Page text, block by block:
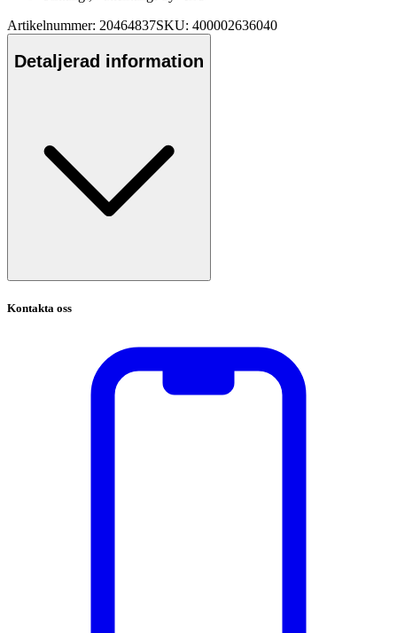
Artikelnummer: 20464837SKU: 400002636040
Detaljerad information
Kontakta oss